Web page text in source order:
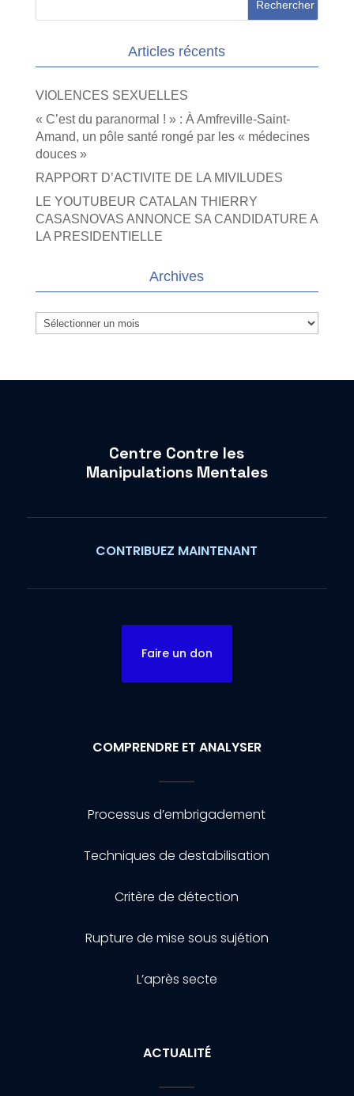
Articles récents
VIOLENCES SEXUELLES
« C’est du paranormal ! » : À Amfreville-Saint-
Amand, un pôle santé rongé par les « médecines
douces »
RAPPORT D’ACTIVITE DE LA MIVILUDES
LE YOUTUBEUR CATALAN THIERRY
CASASNOVAS ANNONCE SA CANDIDATURE A
LA PRESIDENTIELLE
Archives
Archives
Centre Contre les
Manipulations Mentales
CONTRIBUEZ MAINTENANT
Faire un don
COMPRENDRE ET ANALYSER
Processus d’embrigadement
Techniques de destabilisation
Critère de détection
Rupture de mise sous sujétion
L’après secte
ACTUALITÉ